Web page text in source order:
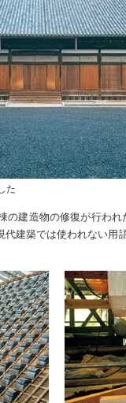
た
の建造物の修復が行わ
建築では使われない用